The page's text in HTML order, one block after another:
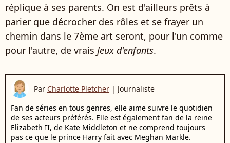
réplique à ses parents. On est d'ailleurs prêts à
parier que décrocher des rôles et se frayer un
chemin dans le 7ème art seront, pour l'un comme
pour l'autre, de vrais Jeux d'enfants.
Par Charlotte Pletcher | Journaliste
Fan de séries en tous genres, elle aime suivre le quotidien
de ses acteurs préférés. Elle est également fan de la reine
Elizabeth II, de Kate Middleton et ne comprend toujours
pas ce que le prince Harry fait avec Meghan Markle.